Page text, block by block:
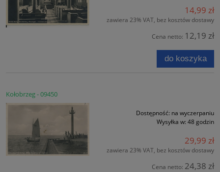
14,99 zł
zawiera 23% VAT, bez kosztów dostawy
Cena netto: 12,19 zł
do koszyka
Kołobrzeg - 09450
Dostępność: na wyczerpaniu
Wysyłka w: 48 godzin
29,99 zł
zawiera 23% VAT, bez kosztów dostawy
Cena netto: 24,38 zł